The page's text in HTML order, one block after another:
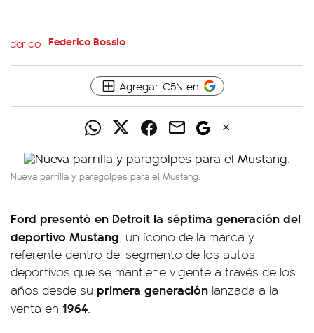
Federico Bossio
Agregar C5N en
Nueva parrilla y paragolpes para el Mustang.
Ford presentó en Detroit la séptima generación del
deportivo Mustang, un ícono de la marca y
referente dentro del segmento de los autos
deportivos que se mantiene vigente a través de los
años desde su primera generación lanzada a la
venta en 1964.